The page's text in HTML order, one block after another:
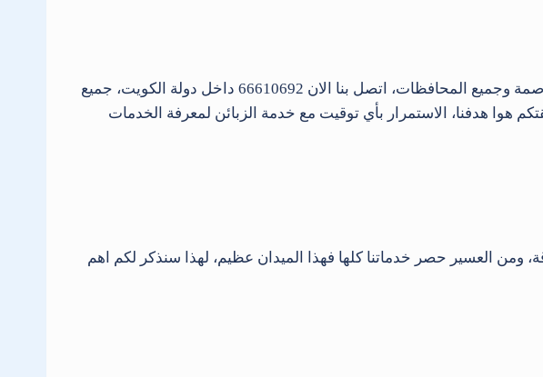
شركة فني صحى العديد من الخدمات التركيب والصيانة من ادوات صحية في جميع دولة الكويت العاصمة وجميع المحافظات، اتصل بنا الان 66610692 داخل دولة الكويت، جميع
هدفنا، الاستمرار بأي توقيت مع خدمة الزبائن لمعرفة الخدمات
العسير حصر خدماتنا كلها فهذا الميدان عظيم، لهذا سنذكر لكم اهم